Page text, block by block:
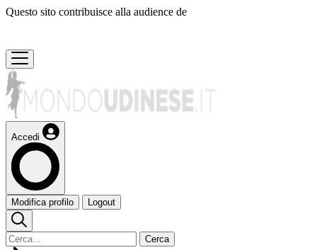
Questo sito contribuisce alla audience de
Accedi
Modifica profilo Logout
Cerca